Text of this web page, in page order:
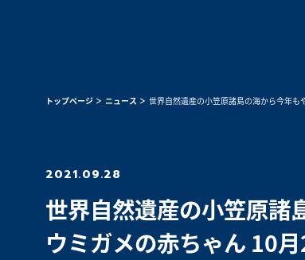
トップページ ニュース 世界自然遺産の小笠原諸島の海から今年
2021.09.28
世界自然遺産の小笠原諸
ウミガメの赤ちゃん 10